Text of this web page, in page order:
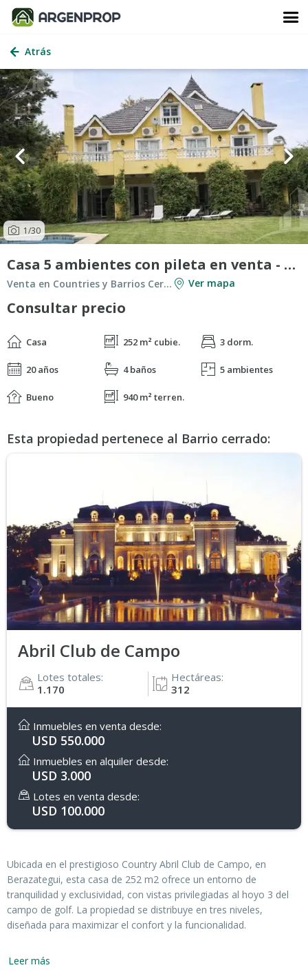
Atrás
1/30
Casa 5 ambientes con pileta en venta - Abril Club De Campo
Venta en Countries y Barrios Cerrados en Berazategui Ver mapa
Consultar precio
Casa 252 m² cubie. 3 dorm.
20 años 4 baños 5 ambientes
Bueno 940 m² terren.
Esta propiedad pertenece al Barrio cerrado:
Abril Club de Campo
Lotes totales:
1.170
Hectáreas:
312
Inmuebles en venta desde:
USD 550.000
Inmuebles en alquiler desde:
USD 3.000
Lotes en venta desde:
USD 100.000
Ubicada en el prestigioso Country Abril Club de Campo, en
Berazategui, esta casa de 252 m2 ofrece un entorno de
tranquilidad y exclusividad, con vistas privilegiadas al hoyo 3 del
campo de golf. La propiedad se distribuye en tres niveles,
diseñada para maximizar el confort y la funcionalidad.
En la planta baja, un elegante living comedor con desnivel
Leer más